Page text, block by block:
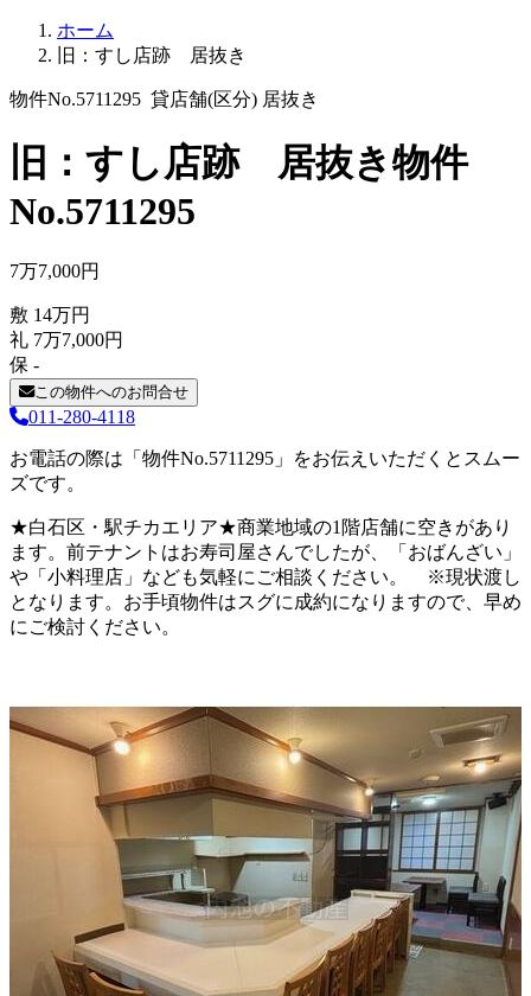
ホーム
旧：すし店跡 居抜き
物件No.5711295 貸店舗(区分) 居抜き
旧：すし店跡 居抜き物件
No.5711295
7万7,000円
敷 14万円
礼 7万7,000円
保 -
この物件へのお問合せ
011-280-4118
お電話の際は「物件No.5711295」をお伝えいただくとスムー
ズです。
★白石区・駅チカエリア★商業地域の1階店舗に空きがあり
ます。前テナントはお寿司屋さんでしたが、「おばんざい」
や「小料理店」なども気軽にご相談ください。 ※現状渡し
となります。お手頃物件はスグに成約になりますので、早め
にご検討ください。